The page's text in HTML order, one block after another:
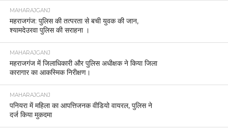
MAHARAJGANJ
महराजगंज: पुलिस की तत्परता से बची युवक की जान,
श्यामदेउरवा पुलिस की सराहना ।
MAHARAJGANJ
महराजगंज में जिलाधिकारी और पुलिस अधीक्षक ने किया जिला
कारागार का आकस्मिक निरीक्षण।
MAHARAJGANJ
पनियरा में महिला का आपत्तिजनक वीडियो वायरल, पुलिस ने
दर्ज किया मुकदमा